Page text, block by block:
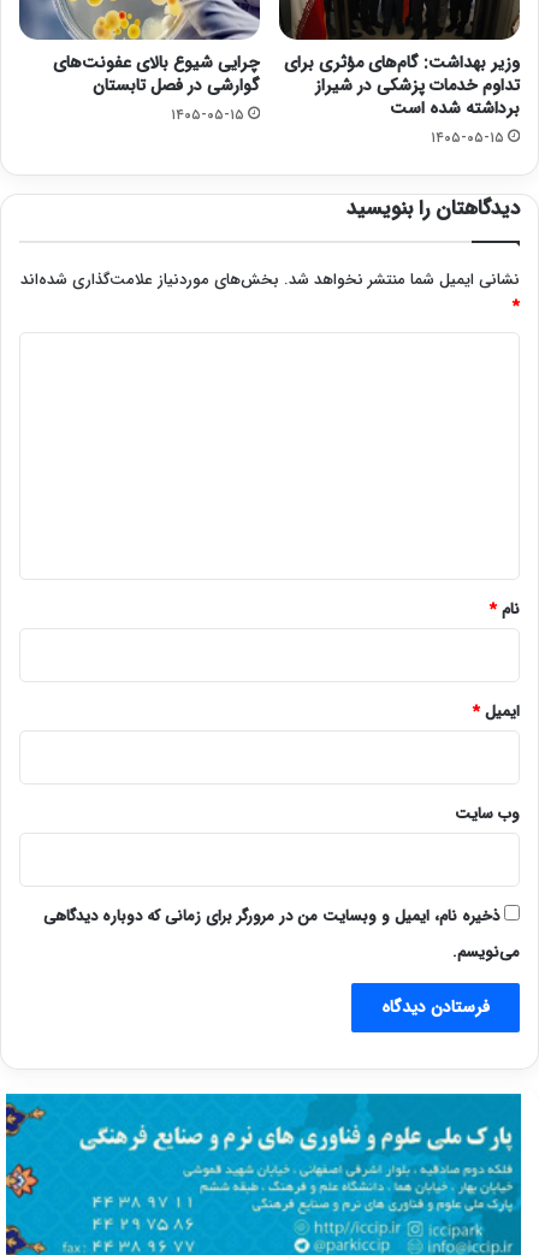
وزیر بهداشت: گام‌های مؤثری برای
تداوم خدمات پزشکی در شیراز
برداشته شده است
۱۴۰۵-۰۵-۱۵
چرایی شیوع بالای عفونت‌های
گوارشی در فصل تابستان
۱۴۰۵-۰۵-۱۵
دیدگاهتان را بنویسید
نشانی ایمیل شما منتشر نخواهد شد. بخش‌های موردنیاز علامت‌گذاری شده‌اند
*
نام*
ایمیل*
وب‌ سایت
ذخیره نام، ایمیل و وبسایت من در مرورگر برای زمانی که دوباره دیدگاهی
می‌نویسم.